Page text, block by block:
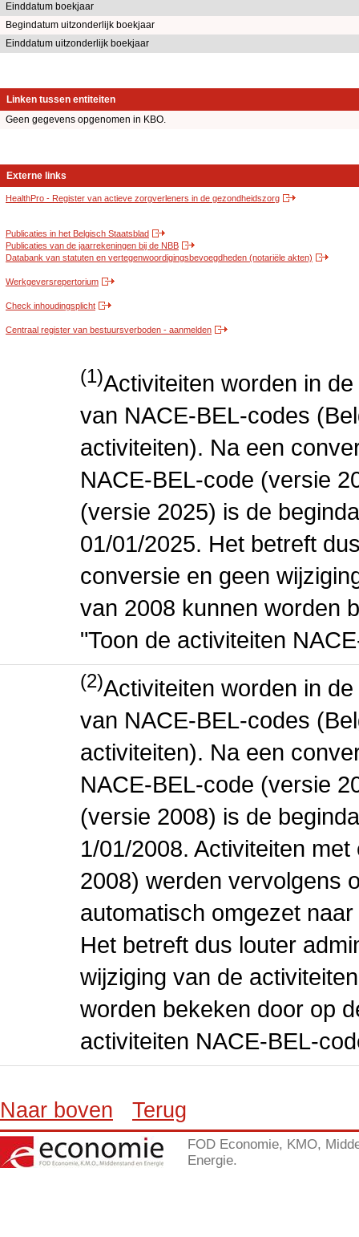
Einddatum boekjaar
Begindatum uitzonderlijk boekjaar
Einddatum uitzonderlijk boekjaar
Linken tussen entiteiten
Geen gegevens opgenomen in KBO.
Externe links
HealthPro - Register van actieve zorgverleners in de gezondheidszorg
Publicaties in het Belgisch Staatsblad
Publicaties van de jaarrekeningen bij de NBB
Databank van statuten en vertegenwoordigingsbevoegdheden (notariële akten)
Werkgeversrepertorium
Check inhoudingsplicht
Centraal register van bestuursverboden - aanmelden
(1)Activiteiten worden in
van NACE-BEL-codes
activiteiten). Na een
NACE-BEL-code (versie
(versie 2025) is de
01/01/2025. Het betreft
conversie en geen
van 2008 kunnen worden
"Toon de activiteiten
(2)Activiteiten worden in
van NACE-BEL-codes
activiteiten). Na een
NACE-BEL-code (versie
(versie 2008) is de
1/01/2008. Activiteiten
2008) werden vervolgens
automatisch omgezet
Het betreft dus louter
wijziging van de
worden bekeken door op
activiteiten NACE-BEL-
Naar boven Terug
FOD Economie, KMO,
Energie.